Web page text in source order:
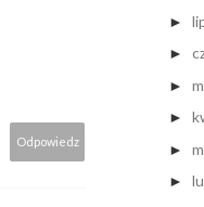
Odpowiedz
►
►
►
►
►
►